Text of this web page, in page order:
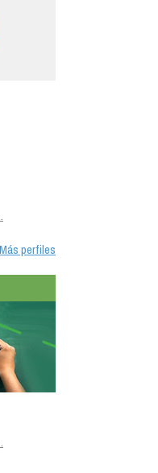
Más perfiles